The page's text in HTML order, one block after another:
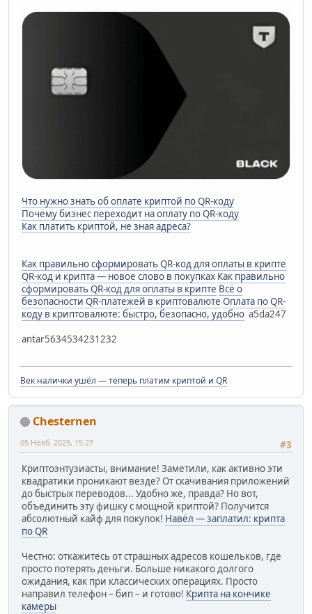
Что нужно знать об оплате криптой по QR-коду
Почему бизнес переходит на оплату по QR-коду
Как платить криптой, не зная адреса?
Как правильно сформировать QR-код для оплаты в крипте
QR-код и крипта — новое слово в покупках Как правильно
сформировать QR-код для оплаты в крипте Всё о
безопасности QR-платежей в криптовалюте Оплата по QR-
коду в криптовалюте: быстро, безопасно, удобно a5da247
antar5634534231232
Век налички ушёл — теперь платим криптой и QR
Chesternen
#3
05 Нояб. 2025, 15:27
Криптоэнтузиасты, внимание! Заметили, как активно эти
квадратики проникают везде? От скачивания приложений
до быстрых переводов... Удобно же, правда? Но вот,
объединить эту фишку с мощной криптой? Получится
абсолютный кайф для покупок! Навёл — заплатил: крипта
по QR
Честно: откажитесь от страшных адресов кошельков, где
просто потерять деньги. Больше никакого долгого
ожидания, как при классических операциях. Просто
направил телефон – бип – и готово! Крипта на кончике
камеры